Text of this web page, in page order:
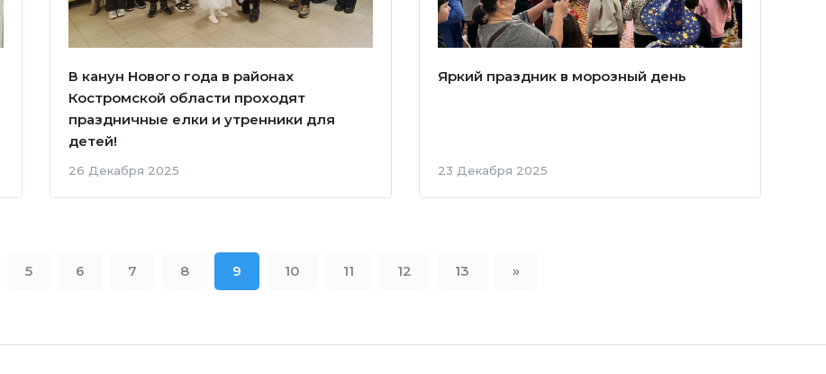
В канун Нового года в районах
Костромской области проходят
праздничные елки и утренники для
детей!
26 Декабря 2025
Яркий праздник в морозный день
23 Декабря 2025
5 6 7 8 9 10 11 12 13 »